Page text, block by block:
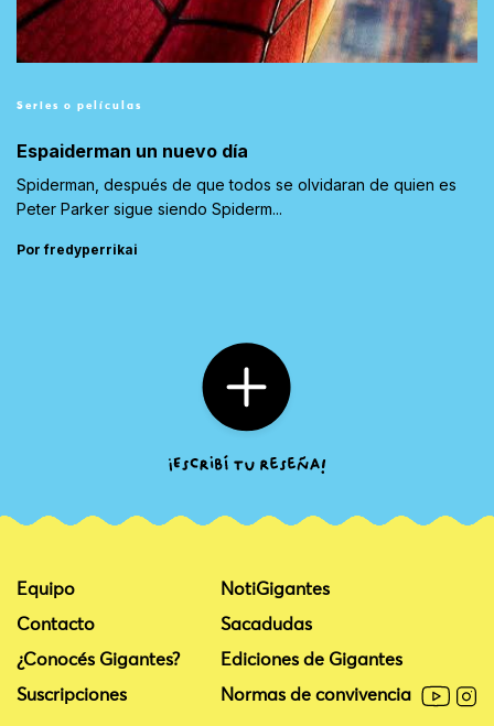
Series o películas
Espaiderman un nuevo día
Spiderman, después de que todos se olvidaran de quien es
Peter Parker sigue siendo Spiderm...
Por fredyperrikai
Equipo
Contacto
¿Conocés Gigantes?
Suscripciones
NotiGigantes
Sacadudas
Ediciones de Gigantes
Normas de convivencia